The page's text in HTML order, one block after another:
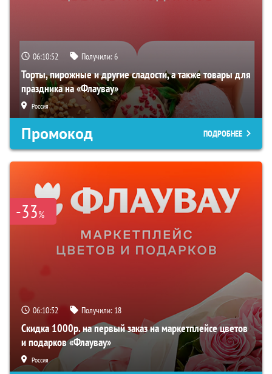
06:10:52 Получили:6
Торты, пирожные и другие сладости, а также товары для
праздника на «Флаувау»
Россия
Промокод ПОДРОБНЕЕ
-33%
06:10:52 Получили: 18
Скидка 1000р. на первый заказ на маркетплейсе цветов
и подарков «Флаувау»
Россия